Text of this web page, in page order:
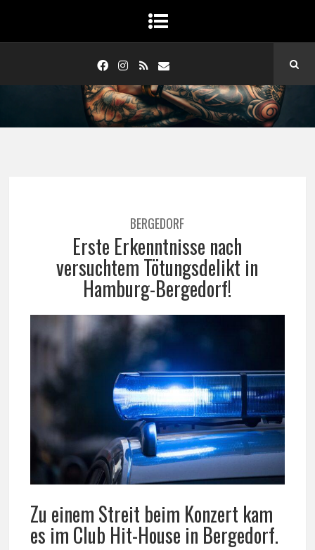
BERGEDORF
Erste Erkenntnisse nach
versuchtem Tötungsdelikt in
Hamburg-Bergedorf!
Zu einem Streit beim Konzert kam
es im Club Hit-House in Bergedorf.